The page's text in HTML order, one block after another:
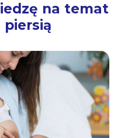
na temat
piersią